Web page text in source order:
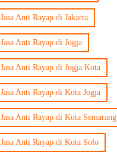
Jasa Anti Rayap di Jakarta
Jasa Anti Rayap di Jogja
Jasa Anti Rayap di Jogja Kota
Jasa Anti Rayap di Kota Jogja
Jasa Anti Rayap di Kota Semarang
Jasa Anti Rayap di Kota Solo